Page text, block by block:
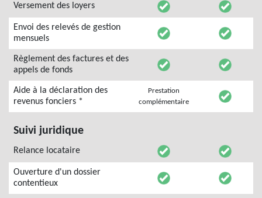
Versement des loyers
Envoi des relevés de gestion
mensuels
Règlement des factures et des
appels de fonds
Aide à la déclaration des
revenus fonciers *
Prestation
complémentaire
Suivi juridique
Relance locataire
Ouverture d'un dossier
contentieux